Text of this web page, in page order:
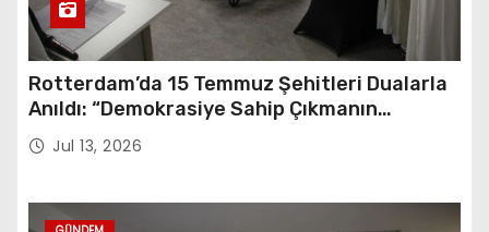
Rotterdam’da 15 Temmuz Şehitleri Dualarla
Anıldı: “Demokrasiye Sahip Çıkmanın
Sembolü”
Jul 13, 2026